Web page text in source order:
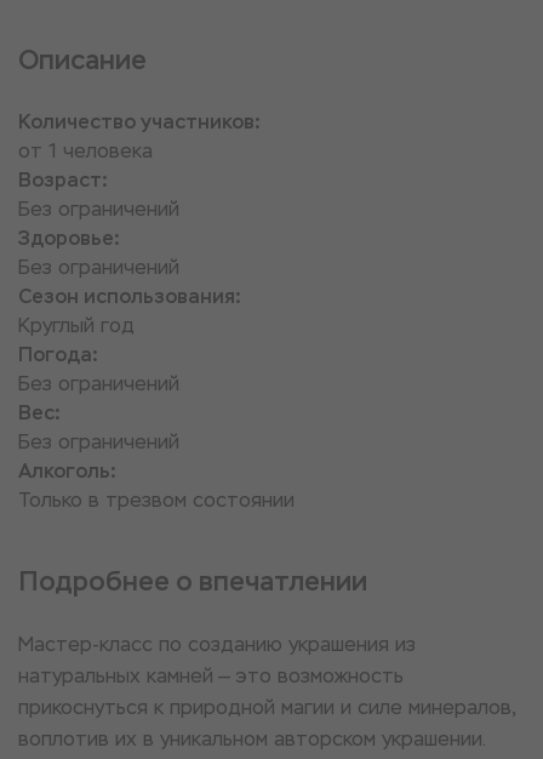
Описание
Количество участников:
от 1 человека
Возраст:
Без ограничений
Здоровье:
Без ограничений
Сезон использования:
Круглый год
Погода:
Без ограничений
Вес:
Без ограничений
Алкоголь:
Только в трезвом состоянии
Подробнее о впечатлении
Мастер-класс по созданию украшения из
натуральных камней — это возможность
прикоснуться к природной магии и силе минералов,
воплотив их в уникальном авторском украшении.